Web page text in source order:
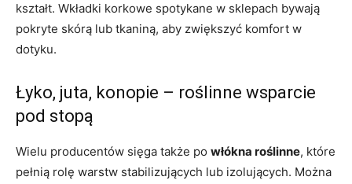
kształt. Wkładki korkowe spotykane w sklepach bywają
pokryte skórą lub tkaniną, aby zwiększyć komfort w
dotyku.
Łyko, juta, konopie – roślinne wsparcie
pod stopą
Wielu producentów sięga także po włókna roślinne, które
pełnią rolę warstw stabilizujących lub izolujących. Można